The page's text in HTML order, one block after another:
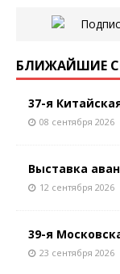
БЛИЖАЙШИЕ
37-я
08 сентября 2026
Выставка
12 сентября 2026
39-я
23 сентября 2026